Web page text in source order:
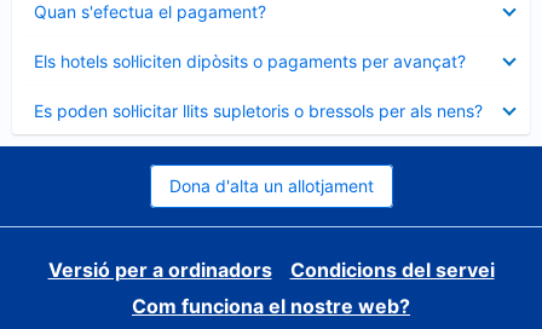
Quan s'efectua el pagament?
tancat
Els hotels sol·liciten dipòsits o pagaments per avançat?
tancat
Es poden sol·licitar llits supletoris o bressols per als nens?
tancat
Dona d'alta un allotjament
Versió per a ordinadors
Condicions del servei
Com funciona el nostre web?